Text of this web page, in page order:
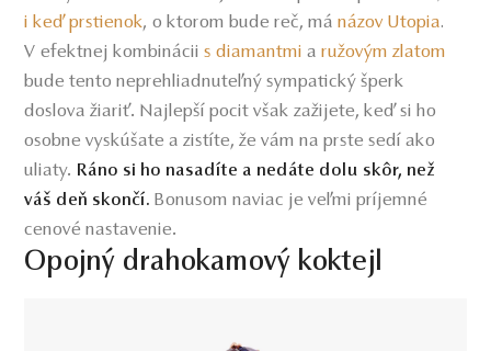
i keď prstienok,o ktorom bude reč, má názov Utopia.
V efektnej kombinácii s diamantmi aružovým zlatom
bude tento neprehliadnuteľný sympatický šperk
doslova žiariť. Najlepší pocit však zažijete, keď si ho
osobne vyskúšate a zistíte, že vám na prste sedí ako
uliaty. Ráno si ho nasadíte a nedáte dolu skôr, než
váš deň skončí. Bonusom naviac je veľmi príjemné
cenové nastavenie.
Opojný drahokamový koktejl